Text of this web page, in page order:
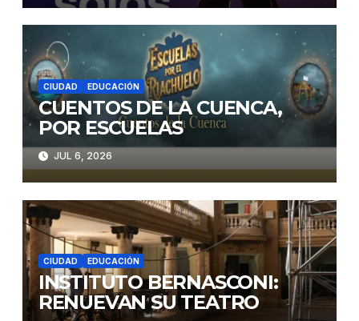
CIUDAD EDUCACIÓN
CUENTOS DE LA CUENCA,
POR ESCUELAS
JUL 6, 2026
CIUDAD EDUCACIÓN
INSTITUTO BERNASCONI:
RENUEVAN SU TEATRO